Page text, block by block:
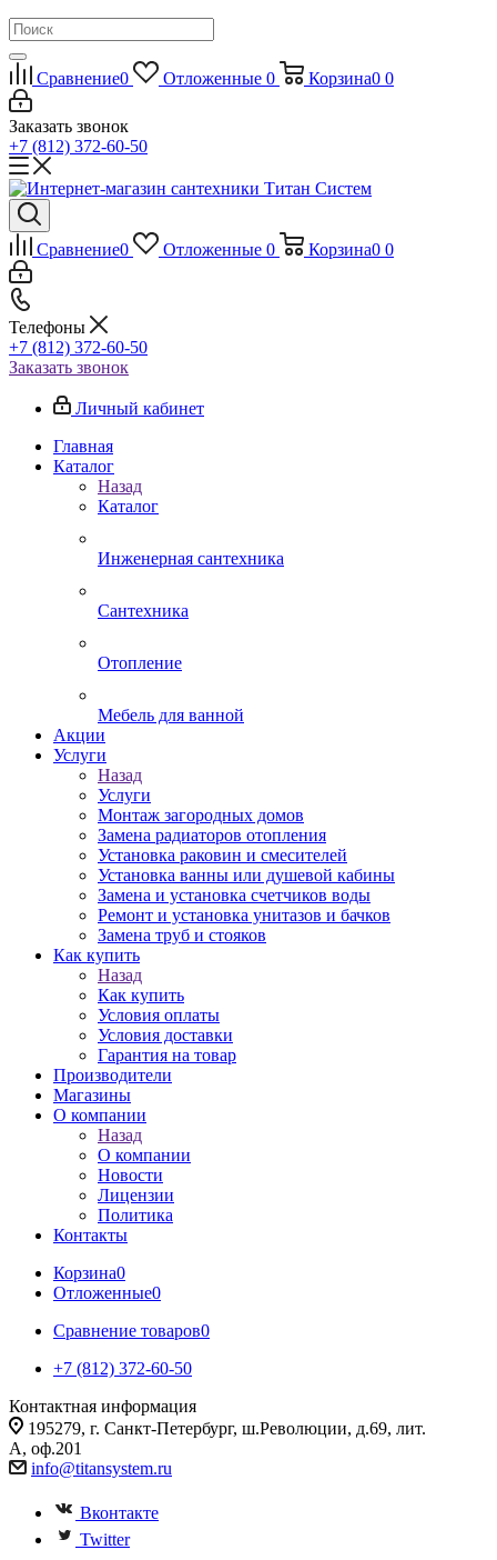
Сравнение0 Отложенные 0 Корзина0 0
Заказать звонок
+7 (812) 372-60-50
Сравнение0 Отложенные 0 Корзина0 0
Телефоны
+7 (812) 372-60-50
Заказать звонок
Личный кабинет
Главная
Каталог
Назад
Каталог
Инженерная сантехника
Сантехника
Отопление
Мебель для ванной
Акции
Услуги
Назад
Услуги
Монтаж загородных домов
Замена радиаторов отопления
Установка раковин и смесителей
Установка ванны или душевой кабины
Замена и установка счетчиков воды
Ремонт и установка унитазов и бачков
Замена труб и стояков
Как купить
Назад
Как купить
Условия оплаты
Условия доставки
Гарантия на товар
Производители
Магазины
О компании
Назад
О компании
Новости
Лицензии
Политика
Контакты
Корзина0
Отложенные0
Сравнение товаров0
+7 (812) 372-60-50
Контактная информация
195279, г. Санкт-Петербург, ш.Революции, д.69, лит.
А, оф.201
info@titansystem.ru
Вконтакте
Twitter